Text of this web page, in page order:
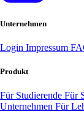
Unternehmen
Login Impressum
Produkt
Für Studierende Für
Unternehmen Für